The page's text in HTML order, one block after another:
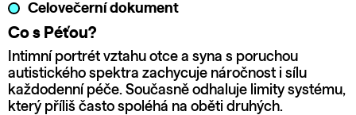
Celovečerní dokument
Co s Péťou?
Intimní portrét vztahu otce a syna s poruchou
autistického spektra zachycuje náročnost i sílu
každodenní péče. Současně odhaluje limity systému,
který příliš často spoléhá na oběti druhých.